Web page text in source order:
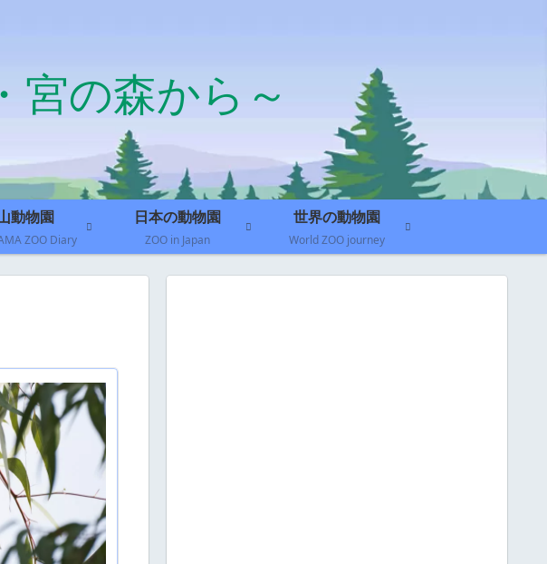
の森から～
動物園
ZOO Diary
日本の動物園
ZOO in Japan
世界の動物園
World ZOO journey